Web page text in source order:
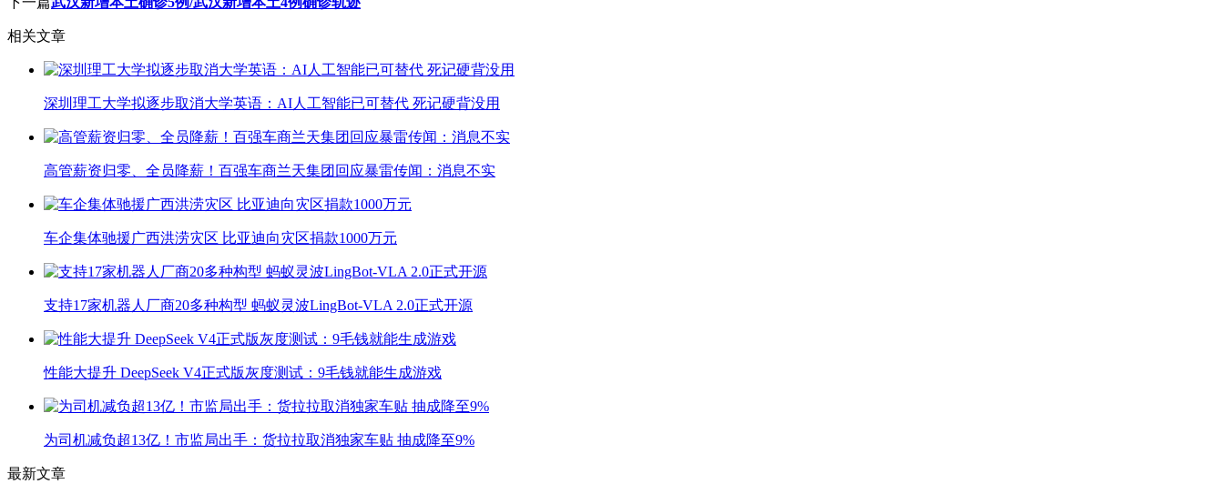
相关文章
深圳理工大学拟逐步取消大学英语：AI人工智能已可替代 死记硬背没用
高管薪资归零、全员降薪！百强车商兰天集团回应暴雷传闻：消息不实
车企集体驰援广西洪涝灾区 比亚迪向灾区捐款1000万元
支持17家机器人厂商20多种构型 蚂蚁灵波LingBot-VLA 2.0正式开源
性能大提升 DeepSeek V4正式版灰度测试：9毛钱就能生成游戏
为司机减负超13亿！市监局出手：货拉拉取消独家车贴 抽成降至9%
最新文章